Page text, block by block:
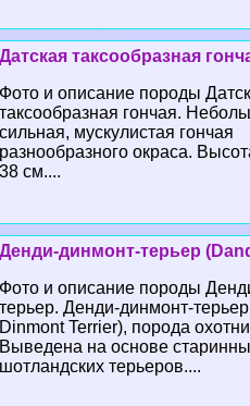
Датская таксообразная
Фото и описание породы
таксообразная гончая.
сильная, мускулистая гончая
разнообразного окраса.
38 см....
Денди-динмонт-терьер
Фото и описание породы
терьер. Денди-динмонт-
Dinmont Terrier), порода
Выведена на основе
шотландских терьеров....